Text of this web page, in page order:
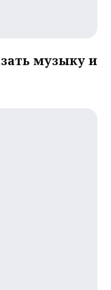
музыку и